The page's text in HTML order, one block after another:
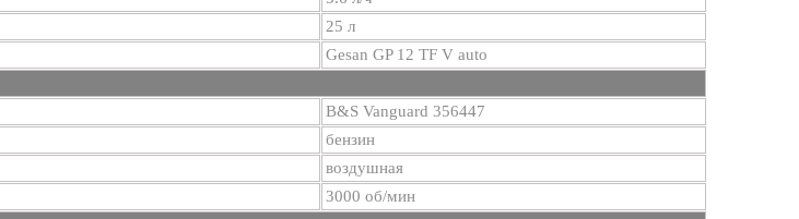
25 л
Gesan GP 12 TF V auto
B&S Vanguard 356447
бензин
воздушная
3000 об/мин